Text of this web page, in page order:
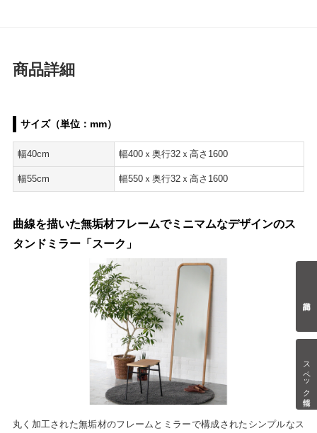
スペック情報
商品詳細
サイズ（単位：mm）
幅40cm 幅400ｘ奥行32ｘ高さ1600
幅55cm 幅550ｘ奥行32ｘ高さ1600
曲線を描いた無垢材フレームでミニマムなデザインのス
タンドミラー「スーク」
丸く加工された無垢材のフレームとミラーで構成されたシンプルなス